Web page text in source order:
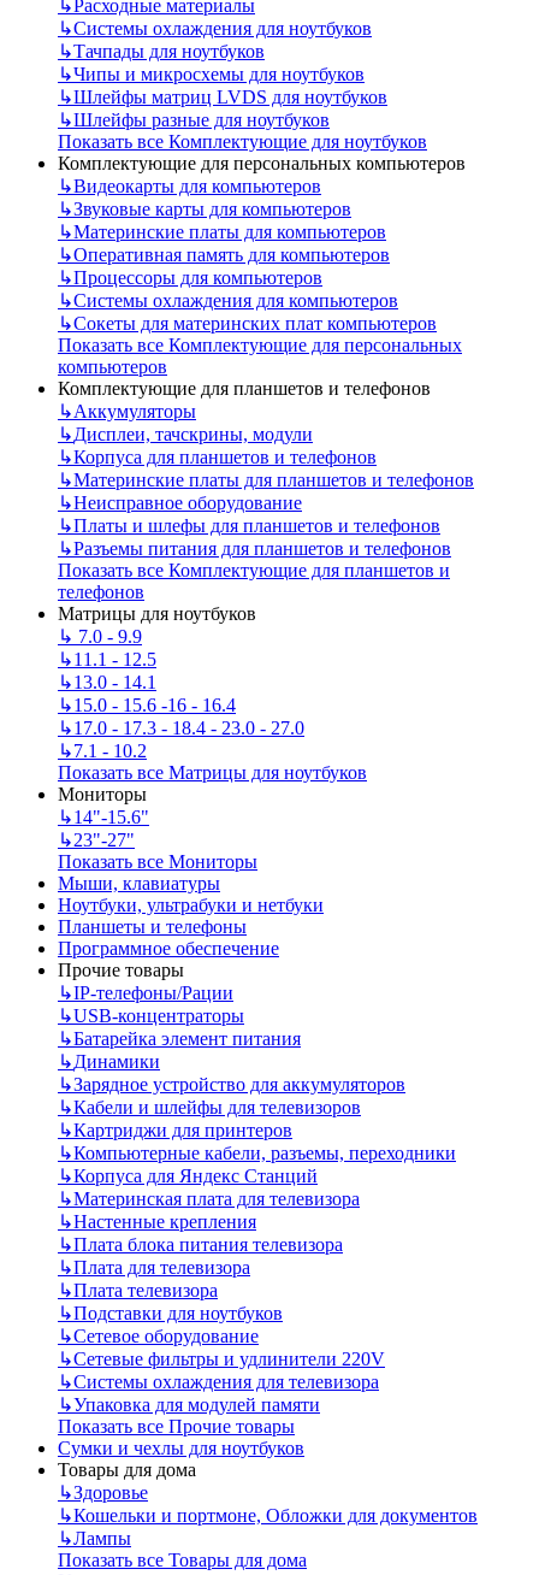
↳ Расходные материалы
↳Системы охлаждения для ноутбуков
↳Тачпады для ноутбуков
↳Чипы и микросхемы для ноутбуков
↳Шлейфы матриц LVDS для ноутбуков
↳Шлейфы разные для ноутбуков
Показать все Комплектующие для ноутбуков
Комплектующие для персональных компьютеров
↳Видеокарты для компьютеров
↳Звуковые карты для компьютеров
↳Материнские платы для компьютеров
↳Оперативная память для компьютеров
↳Процессоры для компьютеров
↳Системы охлаждения для компьютеров
↳Сокеты для материнских плат компьютеров
Показать все Комплектующие для персональных
компьютеров
Комплектующие для планшетов и телефонов
↳Аккумуляторы
↳Дисплеи, тачскрины, модули
↳Корпуса для планшетов и телефонов
↳Материнские платы для планшетов и телефонов
↳Неисправное оборудование
↳Платы и шлефы для планшетов и телефонов
↳Разъемы питания для планшетов и телефонов
Показать все Комплектующие для планшетов и
телефонов
Матрицы для ноутбуков
↳ 7.0 - 9.9
↳11.1 - 12.5
↳13.0 - 14.1
↳15.0 - 15.6 -16 - 16.4
↳17.0 - 17.3 - 18.4 - 23.0 - 27.0
↳7.1 - 10.2
Показать все Матрицы для ноутбуков
Мониторы
↳14"-15.6"
↳23"-27"
Показать все Мониторы
Мыши, клавиатуры
Ноутбуки, ультрабуки и нетбуки
Планшеты и телефоны
Программное обеспечение
Прочие товары
↳IP‑телефоны/Рации
↳USB-концентраторы
↳Батарейка элемент питания
↳Динамики
↳Зарядное устройство для аккумуляторов
↳Кабели и шлейфы для телевизоров
↳Картриджи для принтеров
↳Компьютерные кабели, разъемы, переходники
↳Корпуса для Яндекс Станций
↳Материнская плата для телевизора
↳Настенные крепления
↳Плата блока питания телевизора
↳Плата для телевизора
↳Плата телевизора
↳Подставки для ноутбуков
↳Сетевое оборудование
↳Сетевые фильтры и удлинители 220V
↳Системы охлаждения для телевизора
↳Упаковка для модулей памяти
Показать все Прочие товары
Сумки и чехлы для ноутбуков
Товары для дома
↳Здоровье
↳Кошельки и портмоне, Обложки для документов
↳Лампы
Показать все Товары для дома